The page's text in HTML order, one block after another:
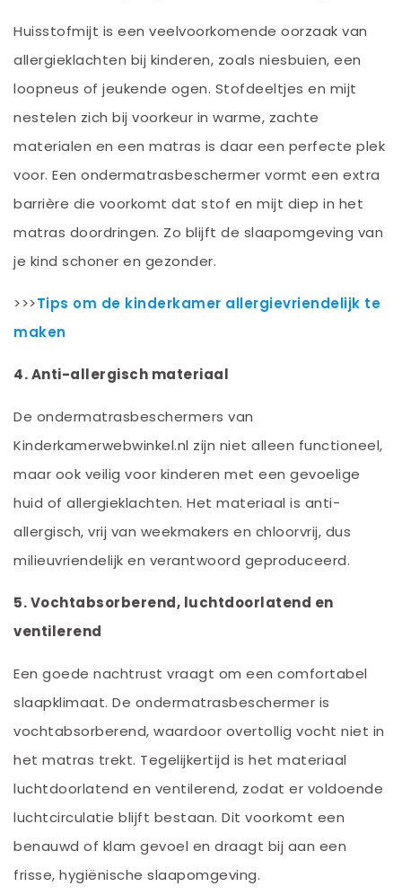
Huisstofmijt is een veelvoorkomende oorzaak van
allergieklachten bij kinderen, zoals niesbuien, een
loopneus of jeukende ogen. Stofdeeltjes en mijt
nestelen zich bij voorkeur in warme, zachte
materialen en een matras is daar een perfecte plek
voor. Een ondermatrasbeschermer vormt een extra
barrière die voorkomt dat stof en mijt diep in het
matras doordringen. Zo blijft de slaapomgeving van
je kind schoner en gezonder.
>>>Tips om de kinderkamer allergievriendelijk te
maken
4. Anti-allergisch materiaal
De ondermatrasbeschermers van
Kinderkamerwebwinkel.nl zijn niet alleen functioneel,
maar ook veilig voor kinderen met een gevoelige
huid of allergieklachten. Het materiaal is anti-
allergisch, vrij van weekmakers en chloorvrij, dus
milieuvriendelijk en verantwoord geproduceerd.
5. Vochtabsorberend, luchtdoorlatend en
ventilerend
Een goede nachtrust vraagt om een comfortabel
slaapklimaat. De ondermatrasbeschermer is
vochtabsorberend, waardoor overtollig vocht niet in
het matras trekt. Tegelijkertijd is het materiaal
luchtdoorlatend en ventilerend, zodat er voldoende
luchtcirculatie blijft bestaan. Dit voorkomt een
benauwd of klam gevoel en draagt bij aan een
frisse, hygiënische slaapomgeving.